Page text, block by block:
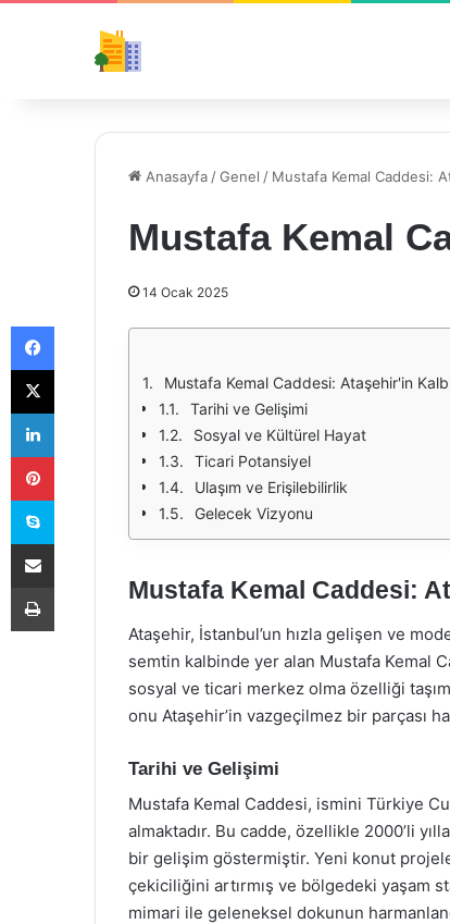
Anasayfa /Genel / Mustafa Kemal Caddesi:
Mustafa Kemal
14 Ocak 2025
Mustafa Kemal Caddesi: Ataşehir'in
Tarihi ve Gelişimi
Sosyal ve Kültürel Hayat
Ticari Potansiyel
Ulaşım ve Erişilebilirlik
Gelecek Vizyonu
Mustafa Kemal Caddesi:
Ataşehir, İstanbul’un hızla gelişen ve
semtin kalbinde yer alan Mustafa Kemal
sosyal ve ticari merkez olma özelliği
onu Ataşehir’in vazgeçilmez bir parçası
Tarihi ve Gelişimi
Mustafa Kemal Caddesi, ismini Türkiye
almaktadır. Bu cadde, özellikle 2000’li
bir gelişim göstermiştir. Yeni konut
çekiciliğini artırmış ve bölgedeki yaşam
mimari ile geleneksel dokunun
Facebook
X
LinkedIn
Pinterest
Skype
E-Posta ile paylaş